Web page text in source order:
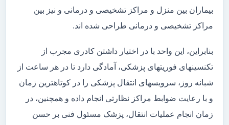
بیماران بین منزل و مراکز تشخیصی و درمانی و نیز بین
مراکز تشخیصی و درمانی طراحی شده اند.
بنابراین، این واحد با در اختیار داشتن کادری مجرب از
تکنسینهای فوریتهای پزشکی، آمادگی دارد تا در هر ساعت از
شبانه روز، سرویسهای انتقال پزشکی را در کوتاهترین زمان
و با رعایت ضوابط مراکز نظارتی انجام داده و همچنین، در
زمان انجام عملیات انتقال، پزشک مسئول فنی بر حسن